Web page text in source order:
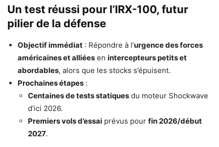
Un test réussi pour l’IRX-100, futur
pilier de la défense
Objectif immédiat : Répondre à l’urgence des forces
américaines et alliées en intercepteurs petits et
abordables, alors que les stocks s’épuisent.
Prochaines étapes :
Centaines de tests statiques du moteur Shockwave
d’ici 2026.
Premiers vols d’essai prévus pour fin 2026/début
2027.